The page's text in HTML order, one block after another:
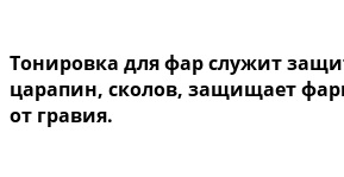
Тонировка для фарслужит
царапин, сколов, защищает
от гравия.